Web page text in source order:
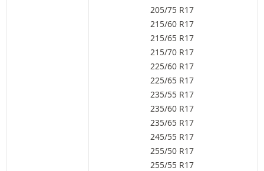
205/75 R17
215/60 R17
215/65 R17
215/70 R17
225/60 R17
225/65 R17
235/55 R17
235/60 R17
235/65 R17
245/55 R17
255/50 R17
255/55 R17